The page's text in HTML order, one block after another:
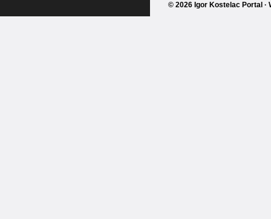
© 2026 Igor Kostelac Portal